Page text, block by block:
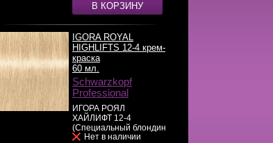
В КОРЗИНУ
IGORA ROYAL
HIGHLIFTS 12-4 крем-
краска
60 мл.
Schwarzkopf
Professional
ИГОРА РОЯЛ
ХАЙЛИФТ 12-4
(Специальный блондин
бежев...>>
Нет в наличии